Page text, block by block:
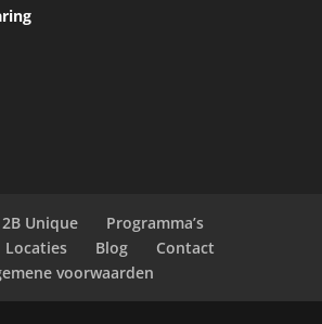
2B Unique
Programma’s
Locaties Blog
Contact
voorwaarden